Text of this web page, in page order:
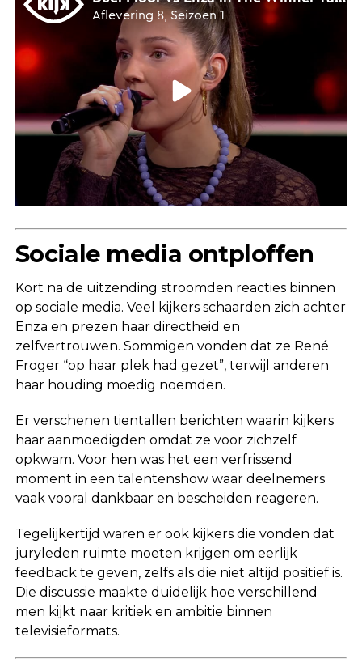
Sociale media ontploffen
Kort na de uitzending stroomden reacties binnen
op sociale media. Veel kijkers schaarden zich achter
Enza en prezen haar directheid en
zelfvertrouwen. Sommigen vonden dat ze René
Froger “op haar plek had gezet”, terwijl anderen
haar houding moedig noemden.
Er verschenen tientallen berichten waarin kijkers
haar aanmoedigden omdat ze voor zichzelf
opkwam. Voor hen was het een verfrissend
moment in een talentenshow waar deelnemers
vaak vooral dankbaar en bescheiden reageren.
Tegelijkertijd waren er ook kijkers die vonden dat
juryleden ruimte moeten krijgen om eerlijk
feedback te geven, zelfs als die niet altijd positief is.
Die discussie maakte duidelijk hoe verschillend
men kijkt naar kritiek en ambitie binnen
televisieformats.